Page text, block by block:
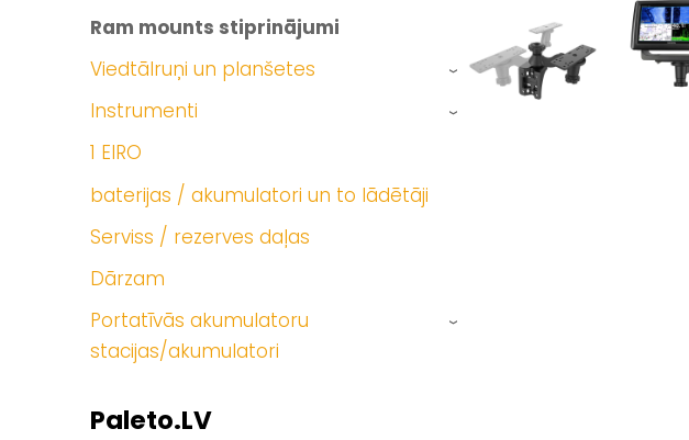
Ram mounts stiprinājumi
Viedtālruņi un planšetes
›
Instrumenti ›
1 EIRO
baterijas / akumulatori un to lādētāji
Serviss / rezerves daļas
Dārzam
Portatīvās akumulatoru
stacijas/akumulatori
›
Paleto.LV